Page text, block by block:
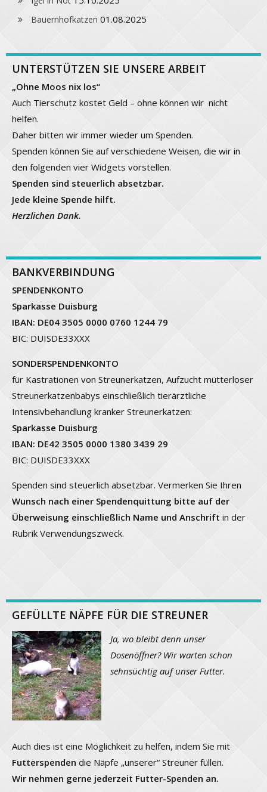
Bauernhofkatzen 01.08.2025
UNTERSTÜTZEN SIE UNSERE ARBEIT
„Ohne Moos nix los“
Auch Tierschutz kostet Geld – ohne können wir nicht
helfen.
Daher bitten wir immer wieder um Spenden.
Spenden können Sie auf verschiedene Weisen, die wir in
den folgenden vier Widgets vorstellen.
Spenden sind steuerlich absetzbar.
Jede kleine Spende hilft.
Herzlichen Dank.
BANKVERBINDUNG
SPENDENKONTO
Sparkasse Duisburg
IBAN: DE04 3505 0000 0760 1244 79
BIC: DUISDE33XXX
SONDERSPENDENKONTO
für Kastrationen von Streunerkatzen, Aufzucht mütterloser
Streunerkatzenbabys einschließlich tierärztliche
Intensivbehandlung kranker Streunerkatzen:
Sparkasse Duisburg
IBAN: DE42 3505 0000 1380 3439 29
BIC: DUISDE33XXX
Spenden sind steuerlich absetzbar. Vermerken Sie Ihren
Wunsch nach einer Spendenquittung bitte auf der
Überweisung einschließlich Name und Anschrift in der
Rubrik Verwendungszweck.
GEFÜLLTE NÄPFE FÜR DIE STREUNER
Ja, wo bleibt denn unser
Dosenöffner? Wir warten schon
sehnsüchtig auf unser Futter.
Auch dies ist eine Möglichkeit zu helfen, indem Sie mit
Futterspenden die Näpfe „unserer“ Streuner füllen.
Wir nehmen gerne jederzeit Futter-Spenden an.